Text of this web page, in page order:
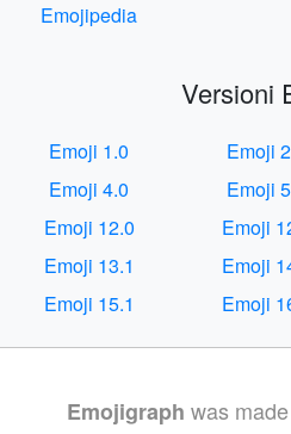
Emojipedia
Versioni
Emoji 1.0 Emoji
Emoji 4.0
Emoji
Emoji 12.0
Emoji
Emoji 13.1
Emoji
Emoji 15.1
Emoji
Emojigraph was